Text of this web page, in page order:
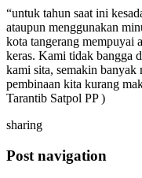
“untuk tahun saat ini
ataupun menggunakan
kota tangerang mempuyai
keras. Kami tidak bangga
kami sita, semakin banyak
pembinaan kita kurang
Tarantib Satpol PP )
sharing
Post navigation